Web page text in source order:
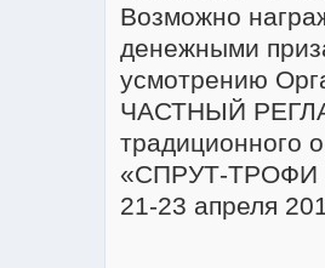
Возможно
денежными
усмотрению
ЧАСТНЫЙ
традиционного
«СПРУТ-ТРОФИ
21-23 апреля